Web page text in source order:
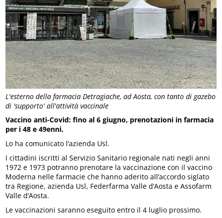
L'esterno della farmacia Detragiache, ad Aosta, con tanto di gazebo
di 'supporto' all'attività vaccinale
Vaccino anti-Covid: fino al 6 giugno, prenotazioni in farmacia
per i 48 e 49enni.
Lo ha comunicato l’azienda Usl.
I cittadini iscritti al Servizio Sanitario regionale nati negli anni
1972 e 1973 potranno prenotare la vaccinazione con il vaccino
Moderna nelle farmacie che hanno aderito all’accordo siglato
tra Regione, azienda Usl, Federfarma Valle d’Aosta e Assofarm
Valle d’Aosta.
Le vaccinazioni saranno eseguito entro il 4 luglio prossimo.